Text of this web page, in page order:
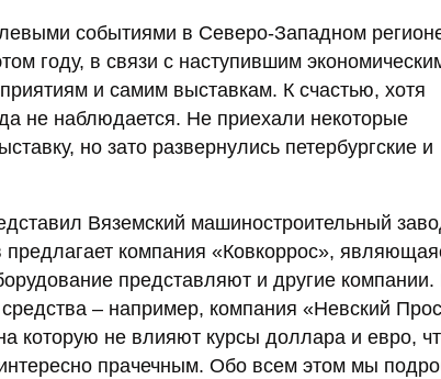
событиями в Северо-Западном
году, в связи с наступившим
и самим выставкам. К счастью, хотя
не наблюдается. Не приехали некоторые
но зато развернулись петербургские и
Вяземский машиностроительный
компания «Ковкоррос»,
представляют и другие компании.
– например, компания «Невский
которую не влияют курсы доллара и евро,
прачечным. Обо всем этом мы